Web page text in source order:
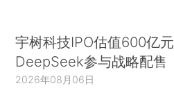
宇树科技IPO估值600亿元
DeepSeek参与战略配售
2026年08月06日